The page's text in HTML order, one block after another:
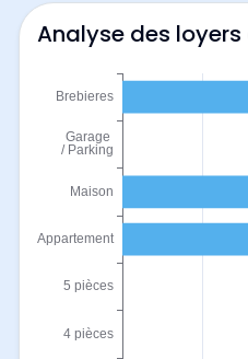
Analyse des loyers